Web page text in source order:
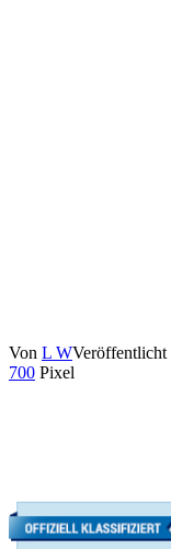
Von L WVeröffentlicht
700 Pixel